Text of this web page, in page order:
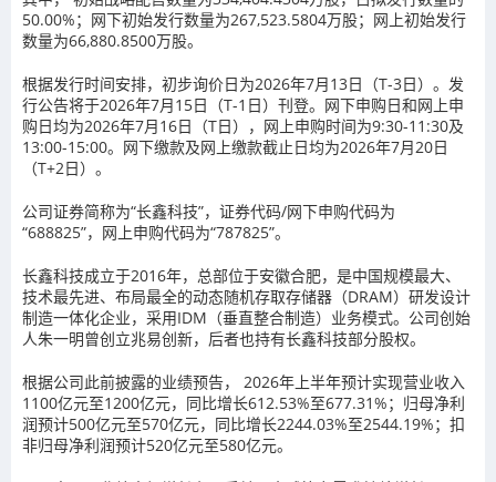
50.00%；网下初始发行数量为267,523.5804万股；网上初始发行
数量为66,880.8500万股。
根据发行时间安排，初步询价日为2026年7月13日（T-3日）。发
行公告将于2026年7月15日（T-1日）刊登。网下申购日和网上申
购日均为2026年7月16日（T日），网上申购时间为9:30-11:30及
13:00-15:00。网下缴款及网上缴款截止日均为2026年7月20日
（T+2日）。
公司证券简称为“长鑫科技”，证券代码/网下申购代码为
“688825”，网上申购代码为“787825”。
长鑫科技成立于2016年，总部位于安徽合肥，是中国规模最大、
技术最先进、布局最全的动态随机存取存储器（DRAM）研发设计
制造一体化企业，采用IDM（垂直整合制造）业务模式。公司创始
人朱一明曾创立兆易创新，后者也持有长鑫科技部分股权。
根据公司此前披露的业绩预告， 2026年上半年预计实现营业收入
1100亿元至1200亿元，同比增长612.53%至677.31%；归母净利
润预计500亿元至570亿元，同比增长2244.03%至2544.19%；扣
非归母净利润预计520亿元至580亿元。